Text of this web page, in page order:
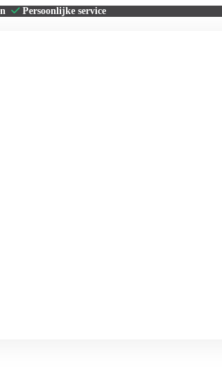
Persoonlijke service